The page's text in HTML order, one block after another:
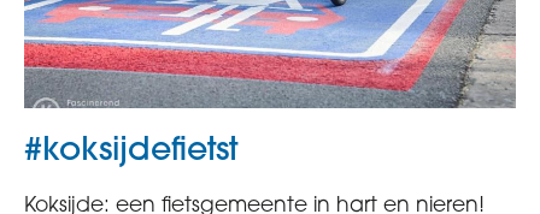
#koksijdefietst
Koksijde: een fietsgemeente in hart en nieren!